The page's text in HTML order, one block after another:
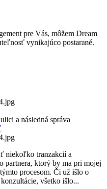
pre Vás, môžem Dream
vynikajúco postarané.
a následná správa
niekoľko tranzakcií a
partnera, ktorý by ma pri mojej
procesom. Či už išlo o
všetko išlo...